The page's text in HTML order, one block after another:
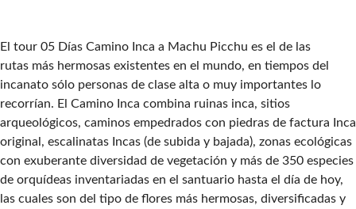
El tour 05 Días Camino Inca a Machu Picchu es el de las
rutas más hermosas existentes en el mundo, en tiempos del
incanato sólo personas de clase alta o muy importantes lo
recorrían. El Camino Inca combina ruinas inca, sitios
arqueológicos, caminos empedrados con piedras de factura Inca
original, escalinatas Incas (de subida y bajada), zonas ecológicas
con exuberante diversidad de vegetación y más de 350 especies
de orquídeas inventariadas en el santuario hasta el día de hoy,
las cuales son del tipo de flores más hermosas, diversificadas y